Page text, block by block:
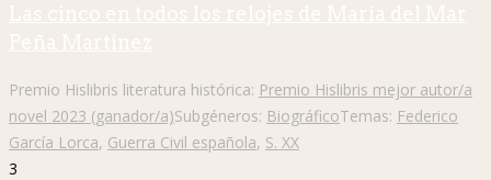
Las cinco en todos los relojes de María del Mar
Peña Martínez
Premio Hislibris literatura histórica: Premio Hislibris mejor autor/a
novel 2023 (ganador/a)Subgéneros: BiográficoTemas: Federico
García Lorca, Guerra Civil española, S. XX
3